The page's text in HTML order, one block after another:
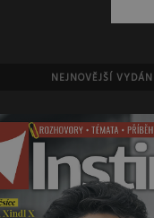
NEJNOVĚJŠÍ